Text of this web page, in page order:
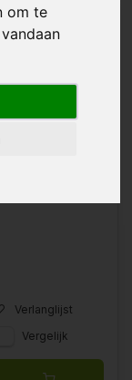
om te
Verlanglijst
Vergelijk